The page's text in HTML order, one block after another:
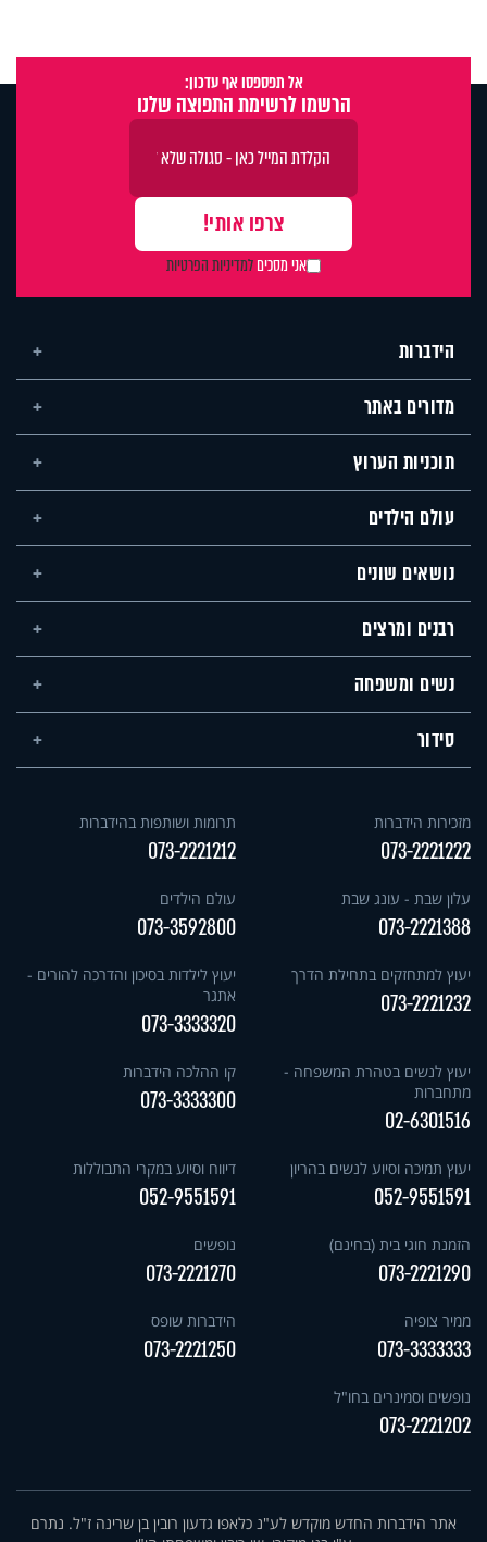
אל תפספסו אף עדכון:
הרשמו לרשימת התפוצה שלנו
אני מסכיםלמדיניות הפרטיות
הידברות
מדורים באתר
תוכניות הערוץ
עולם הילדים
נושאים שונים
רבנים ומרצים
נשים ומשפחה
סידור
מזכירות הידברות
073-2221222
תרומות ושותפות בהידברות
073-2221212
עלון שבת - עונג שבת
073-2221388
עולם הילדים
073-3592800
יעוץ למתחזקים בתחילת הדרך
073-2221232
יעוץ לילדות בסיכון והדרכה להורים -
אתגר
073-3333320
יעוץ לנשים בטהרת המשפחה -
מתחברות
02-6301516
קו ההלכה הידברות
073-3333300
יעוץ תמיכה וסיוע לנשים בהריון
052-9551591
דיווח וסיוע במקרי התבוללות
052-9551591
הזמנת חוגי בית (בחינם)
073-2221290
נופשים
073-2221270
ממיר צופיה
073-3333333
הידברות שופס
073-2221250
נופשים וסמינרים בחו"ל
073-2221202
אתר הידברות החדש מוקדש לע"נ כלאפו גדעון רובין בן שרינה ז"ל. נתרם